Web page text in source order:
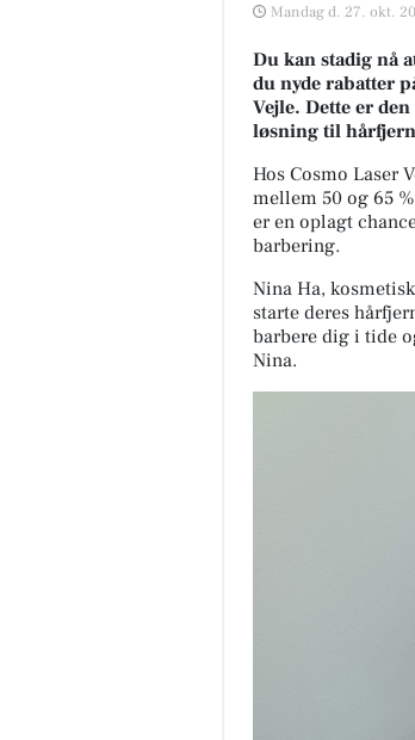
Mandag d. 27. okt.
Du kan stadig nå
du nyde rabatter
Vejle. Dette er
løsning til
Hos Cosmo Laser
mellem 50 og 65
er en oplagt
barbering.
Nina Ha,
starte deres
barbere dig i tide
Nina.